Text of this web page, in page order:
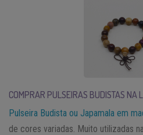
COMPRAR PULSEIRAS BUDISTAS NA
Pulseira Budista ou Japamala em
de cores variadas. Muito utilizadas